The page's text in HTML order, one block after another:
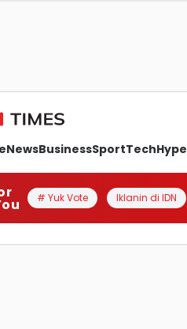
NewsBusinessSportTechHype
# Yuk Vote Iklanin di IDN